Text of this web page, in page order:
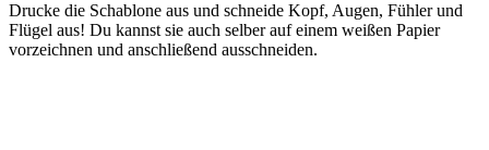
Drucke die Schablone aus und schneide Kopf, Augen, Fühler und
Flügel aus! Du kannst sie auch selber auf einem weißen Papier
vorzeichnen und anschließend ausschneiden.